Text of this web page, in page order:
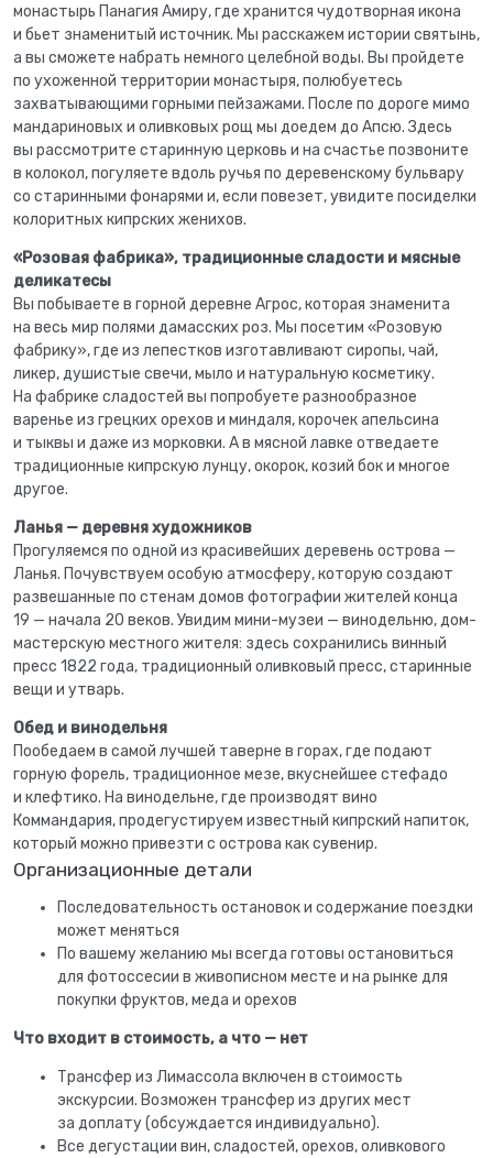
монастырь Панагия Амиру, где хранится чудотворная икона
и бьет знаменитый источник. Мы расскажем истории святынь,
а вы сможете набрать немного целебной воды. Вы пройдете
по ухоженной территории монастыря, полюбуетесь
захватывающими горными пейзажами. После по дороге мимо
мандариновых и оливковых рощ мы доедем до Апсю. Здесь
вы рассмотрите старинную церковь и на счастье позвоните
в колокол, погуляете вдоль ручья по деревенскому бульвару
со старинными фонарями и, если повезет, увидите посиделки
колоритных кипрских женихов.
«Розовая фабрика», традиционные сладости и мясные
деликатесы
Вы побываете в горной деревне Агрос, которая знаменита
на весь мир полями дамасских роз. Мы посетим «Розовую
фабрику», где из лепестков изготавливают сиропы, чай,
ликер, душистые свечи, мыло и натуральную косметику.
На фабрике сладостей вы попробуете разнообразное
варенье из грецких орехов и миндаля, корочек апельсина
и тыквы и даже из морковки. А в мясной лавке отведаете
традиционные кипрскую лунцу, окорок, козий бок и многое
другое.
Ланья — деревня художников
Прогуляемся по одной из красивейших деревень острова —
Ланья. Почувствуем особую атмосферу, которую создают
развешанные по стенам домов фотографии жителей конца
19 — начала 20 веков. Увидим мини-музеи — винодельню, дом-
мастерскую местного жителя: здесь сохранились винный
пресс 1822 года, традиционный оливковый пресс, старинные
вещи и утварь.
Обед и винодельня
Пообедаем в самой лучшей таверне в горах, где подают
горную форель, традиционное мезе, вкуснейшее стефадо
и клефтико. На винодельне, где производят вино
Коммандария, продегустируем известный кипрский напиток,
который можно привезти с острова как сувенир.
Организационные детали
Последовательность остановок и содержание поездки
может меняться
По вашему желанию мы всегда готовы остановиться
для фотоссесии в живописном месте и на рынке для
покупки фруктов, меда и орехов
Что входит в стоимость, а что — нет
Трансфер из Лимассола включен в стоимость
экскурсии. Возможен трансфер из других мест
за доплату (обсуждается индивидуально).
Все дегустации вин, сладостей, орехов, оливкового